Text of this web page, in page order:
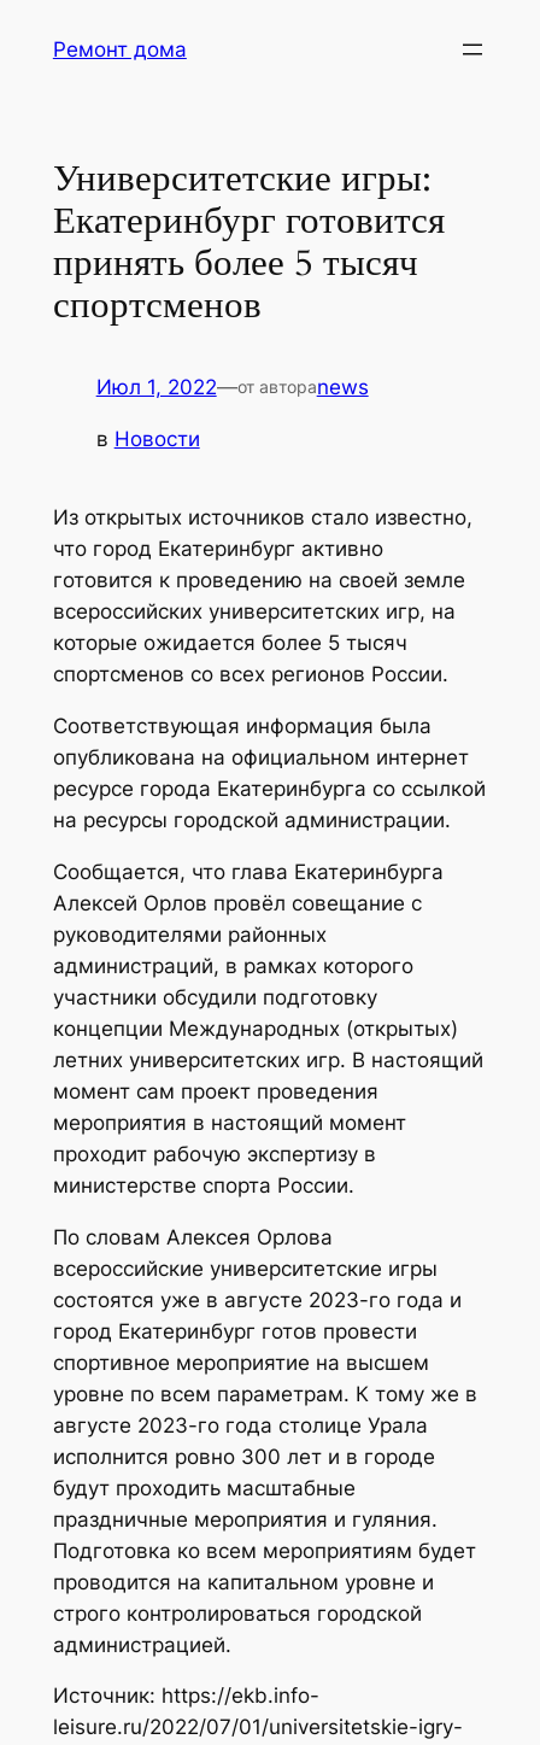
Ремонт дома
Университетские игры:
Екатеринбург готовится
принять более 5 тысяч
спортсменов
Июл 1, 2022—от автораnews
в Новости
Из открытых источников стало известно,
что город Екатеринбург активно
готовится к проведению на своей земле
всероссийских университетских игр, на
которые ожидается более 5 тысяч
спортсменов со всех регионов России.
Соответствующая информация была
опубликована на официальном интернет
ресурсе города Екатеринбурга со ссылкой
на ресурсы городской администрации.
Сообщается, что глава Екатеринбурга
Алексей Орлов провёл совещание с
руководителями районных
администраций, в рамках которого
участники обсудили подготовку
концепции Международных (открытых)
летних университетских игр. В настоящий
момент сам проект проведения
мероприятия в настоящий момент
проходит рабочую экспертизу в
министерстве спорта России.
По словам Алексея Орлова
всероссийские университетские игры
состоятся уже в августе 2023-го года и
город Екатеринбург готов провести
спортивное мероприятие на высшем
уровне по всем параметрам. К тому же в
августе 2023-го года столице Урала
исполнится ровно 300 лет и в городе
будут проходить масштабные
праздничные мероприятия и гуляния.
Подготовка ко всем мероприятиям будет
проводится на капитальном уровне и
строго контролироваться городской
администрацией.
Источник: https://ekb.info-
leisure.ru/2022/07/01/universitetskie-igry-